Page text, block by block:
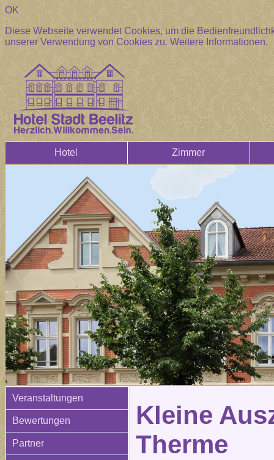
OK
Diese Webseite verwendet Cookies, um die
unserer Verwendung von Cookies zu.Weitere Informationen.
Hotel Zimmer
Veranstaltungen
Bewertungen
Partner
Kleine
Therme